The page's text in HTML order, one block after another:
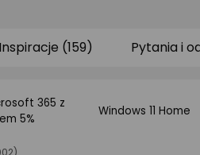
Inspiracje (159) Pytania i
365 z
5%
Windows 11 Home